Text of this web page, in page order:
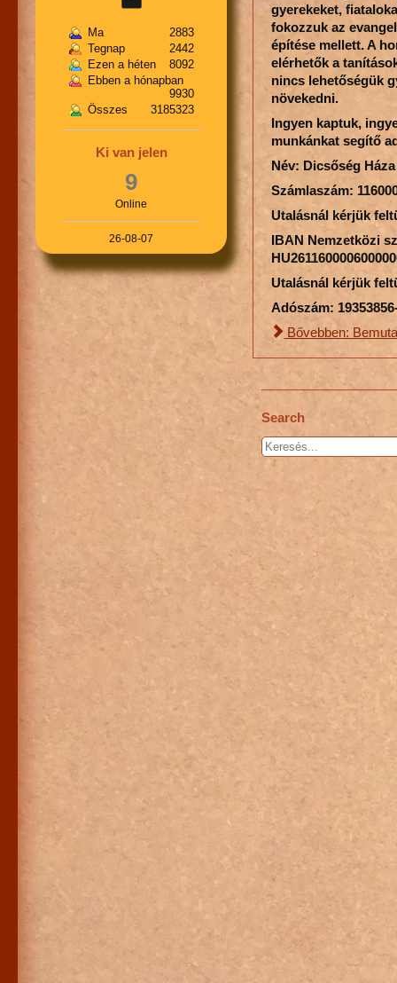
Ma
2883
Tegnap
2442
Ezen a héten
8092
Ebben a hónapban
9930
Összes
3185323
Ki van jelen
9
Online
26-08-07
gyerekeket,
fokozzuk az
építése mellett. A
elérhetők a
nincs lehetőségük
növekedni.
Ingyen kaptuk,
munkánkat segítő
Név: Dicsőség
Számlaszám:
Utalásnál kérjük
IBAN Nemzetközi
Utalásnál kérjük
Adószám:
Bővebben:
Search
Keresés...